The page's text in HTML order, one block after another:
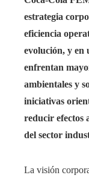
estrategia
eficiencia
evolución, y en
enfrentan
ambientales y
iniciativas
reducir efectos
del sector
La visión